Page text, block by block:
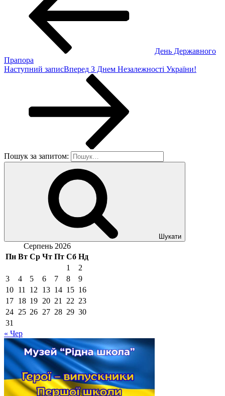
День Державного
Прапора
Наступний записВперед З Днем Незалежності України!
Пошук за запитом:
Шукати
Серпень 2026
Пн Вт Ср Чт Пт Сб Нд
1
2
3
4 5 6 7 8
9
10 11 12 13 14 15 16
17 18 19 20 21 22 23
24 25 26 27 28 29 30
31
« Чер